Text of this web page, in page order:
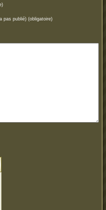
pas publié) (obligatoire)